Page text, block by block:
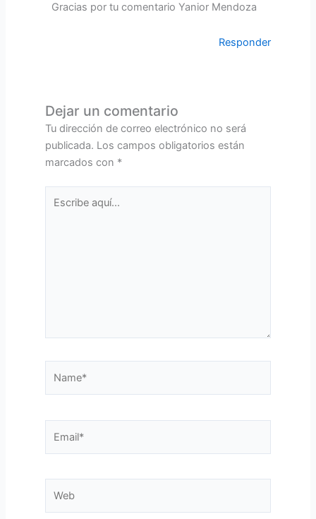
Gracias por tu comentario Yanior Mendoza
Responder
Dejar un comentario
Tu dirección de correo electrónico no será
publicada. Los campos obligatorios están
marcados con *